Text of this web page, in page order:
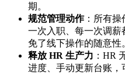
期。
规范管理动作：所有操
一次入职、每一次调薪
免了线下操作的随意性
释放 HR 生产力 ：HR
进度、手动更新台账，